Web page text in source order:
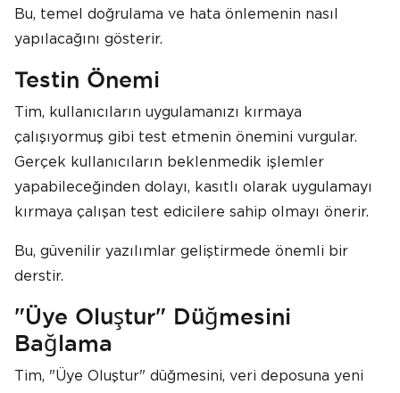
Bu, temel doğrulama ve hata önlemenin nasıl
yapılacağını gösterir.
Testin Önemi
Tim, kullanıcıların uygulamanızı kırmaya
çalışıyormuş gibi test etmenin önemini vurgular.
Gerçek kullanıcıların beklenmedik işlemler
yapabileceğinden dolayı, kasıtlı olarak uygulamayı
kırmaya çalışan test edicilere sahip olmayı önerir.
Bu, güvenilir yazılımlar geliştirmede önemli bir
derstir.
"Üye Oluştur" Düğmesini
Bağlama
Tim, "Üye Oluştur" düğmesini, veri deposuna yeni